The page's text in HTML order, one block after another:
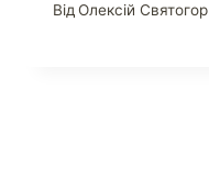
ВідОлексій Святогор